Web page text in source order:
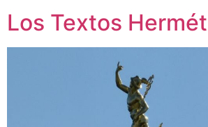
Los Textos